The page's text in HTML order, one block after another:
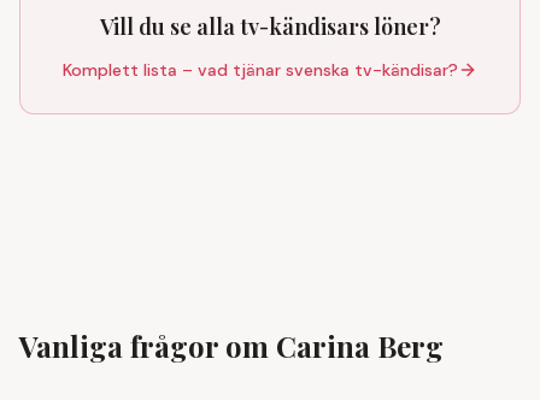
Vill du se alla tv-kändisars löner?
Komplett lista – vad tjänar svenska tv-kändisar?
Vanliga frågor om Carina Berg